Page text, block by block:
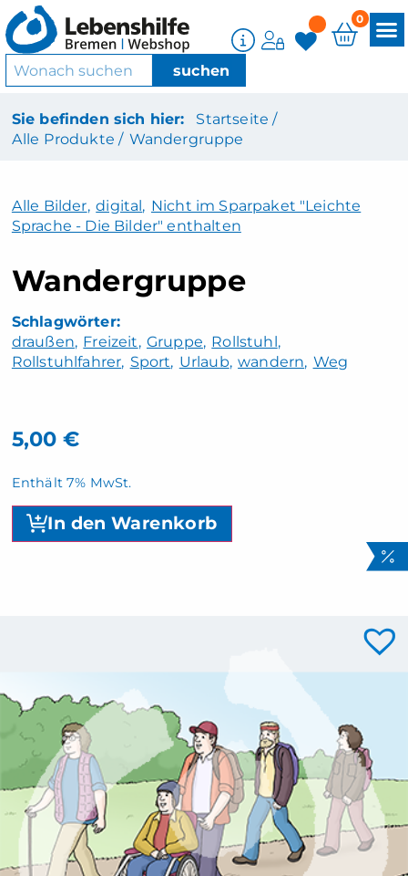
0
Sie befinden sich hier:
Startseite /
Alle Produkte / Wandergruppe
Alle Bilder, digital, Nicht im Sparpaket "Leichte
Sprache - Die Bilder" enthalten
Wandergruppe
draußen Freizeit Gruppe Rollstuhl
Rollstuhlfahrer Sport Urlaub wandern Weg
5,00 €
Enthält 7% MwSt.
In den Warenkorb